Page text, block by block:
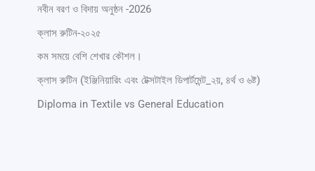
নবীন বরণ ও বিদায় অনুষ্ঠন -2026
ক্লাস রুটিন-২০২৫
কম সময়ে বেশি শেখার কৌশল।
ক্লাস রুটিন (ইঞ্জিনিয়ারিং এবং টেক্সটাইল ডিপার্টমেন্ট_২য়, ৪র্থ ও ৬ষ্ট)
Diploma in Textile vs General Education